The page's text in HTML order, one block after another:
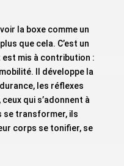
la boxe comme un
que cela. C’est un
mis à contribution :
Il développe la
les réflexes
qui s’adonnent à
se transformer, ils
corps se tonifier, se